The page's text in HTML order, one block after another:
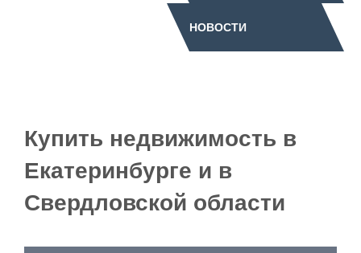
НОВОСТИ
Купить недвижимость в
Екатеринбурге и в
Свердловской области